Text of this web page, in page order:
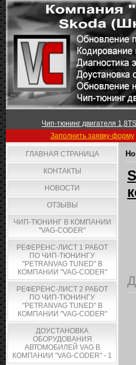
Чип-тюнинг двигателя
Заполнить заявку-форму
ГЛАВНАЯ СТРАНИЦА
КОНТАКТЫ
НОВОСТИ
ОТЗЫВЫ
ЧИП-ТЮНИНГ В КОМПАНИИ
"VAG-CODER"
РЕФЕРЕНС-ЛИСТ 1 РАБОТ
ПО ЧИП-ТЮНИНГУ
"PETRANVAG TUNED" В
КОМПАНИИ "VAG-CODER"
РЕФЕРЕНС-ЛИСТ 2 РАБОТ
ПО ЧИП-ТЮНИНГУ
"PETRANVAG TUNED" В
КОМПАНИИ "VAG-CODER"
ДОУСТАНОВКА
ОБОРУДОВАНИЯ
АВТОМОБИЛЕЙ VAG В
КОМПАНИИ "VAG-CODER" - 1